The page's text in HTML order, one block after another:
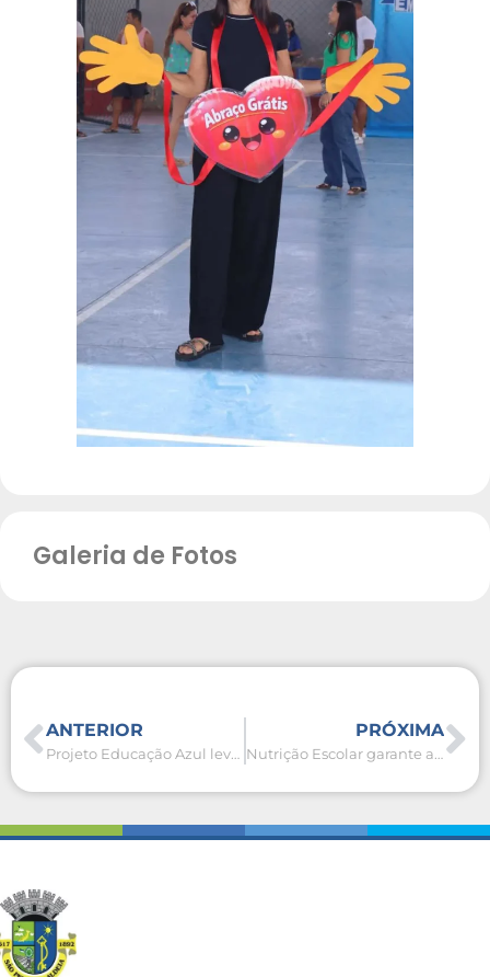
Galeria de Fotos
ANTERIOR
Projeto Educação Azul leva conscientização ambiental e noções de segurança a alunos da rede municipal
PRÓXIMA
Nutrição Escolar garante alimentação equilibrada para alunos da rede municipal de São Pedro da Aldeia